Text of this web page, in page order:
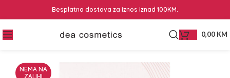
Besplatna dostava za iznos iznad 100KM.
0,00 KM
NEMA NA
ZALIHI